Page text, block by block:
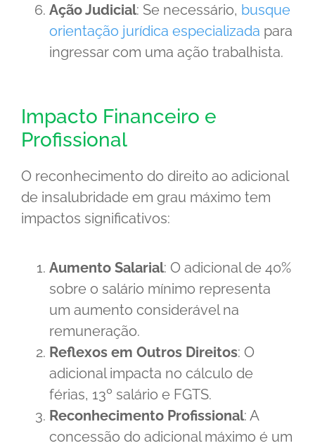
Ação Judicial: Se necessário, busque
orientação jurídica especializada para
ingressar com uma ação trabalhista.
Impacto Financeiro e
Profissional
O reconhecimento do direito ao adicional
de insalubridade em grau máximo tem
impactos significativos:
Aumento Salarial: O adicional de 40%
sobre o salário mínimo representa
um aumento considerável na
remuneração.
Reflexos em Outros Direitos: O
adicional impacta no cálculo de
férias, 13º salário e FGTS.
Reconhecimento Profissional: A
concessão do adicional máximo é um